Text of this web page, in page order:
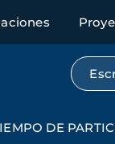
DE